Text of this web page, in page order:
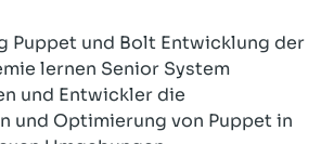
Puppet und Bolt Entwicklung der
lernen Senior System
und Entwickler die
und Optimierung von Puppet in